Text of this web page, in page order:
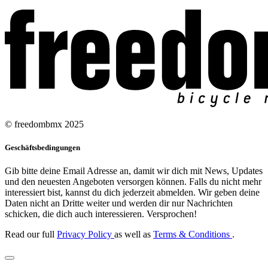
© freedombmx 2025
Geschäftsbedingungen
Gib bitte deine Email Adresse an, damit wir dich mit News, Updates
und den neuesten Angeboten versorgen können. Falls du nicht mehr
interessiert bist, kannst du dich jederzeit abmelden. Wir geben deine
Daten nicht an Dritte weiter und werden dir nur Nachrichten
schicken, die dich auch interessieren. Versprochen!
Read our full Privacy Policy as well as Terms & Conditions .